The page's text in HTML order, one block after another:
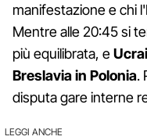
manifestazione e chi
Mentre alle 20:45 si
più equilibrata, e
Breslavia in Polonia.
disputa gare interne
LEGGI ANCHE